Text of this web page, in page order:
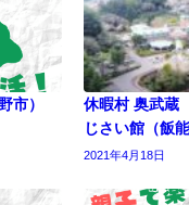
市）
休暇村 奥武
じさい館（飯能
2021年4月18日